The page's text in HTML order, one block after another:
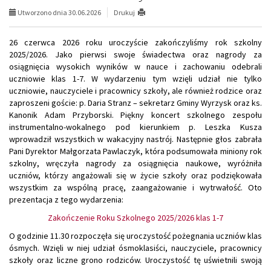
Utworzono dnia 30.06.2026 Drukuj
26 czerwca 2026 roku uroczyście zakończyliśmy rok szkolny
2025/2026. Jako pierwsi swoje świadectwa oraz nagrody za
osiągnięcia wysokich wyników w nauce i zachowaniu odebrali
uczniowie klas 1-7. W wydarzeniu tym wzięli udział nie tylko
uczniowie, nauczyciele i pracownicy szkoły, ale również rodzice oraz
zaproszeni goście: p. Daria Stranz – sekretarz Gminy Wyrzysk oraz ks.
Kanonik Adam Przyborski. Piękny koncert szkolnego zespołu
instrumentalno-wokalnego pod kierunkiem p. Leszka Kusza
wprowadził wszystkich w wakacyjny nastrój. Następnie głos zabrała
Pani Dyrektor Małgorzata Pawlaczyk, która podsumowała miniony rok
szkolny, wręczyła nagrody za osiągnięcia naukowe, wyróżniła
uczniów, którzy angażowali się w życie szkoły oraz podziękowała
wszystkim za wspólną pracę, zaangażowanie i wytrwałość. Oto
prezentacja z tego wydarzenia:
Zakończenie Roku Szkolnego 2025/2026 klas 1-7
O godzinie 11.30 rozpoczęła się uroczystość pożegnania uczniów klas
ósmych. Wzięli w niej udział ósmoklasiści, nauczyciele, pracownicy
szkoły oraz liczne grono rodziców. Uroczystość tę uświetnili swoją